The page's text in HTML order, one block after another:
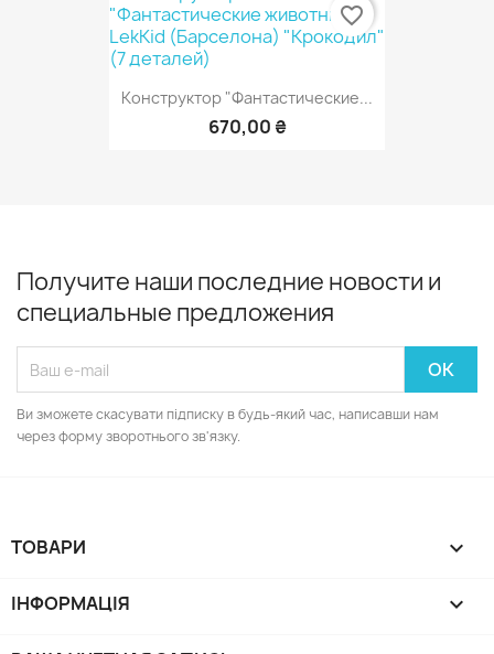
Конструктор "Фантастические...
670,00 ₴
favorite_border
Получите наши последние новости и
специальные предложения
Ви зможете скасувати підписку в будь-який час, написавши нам
через форму зворотнього зв'язку.
ТОВАРИ 
ІНФОРМАЦІЯ 